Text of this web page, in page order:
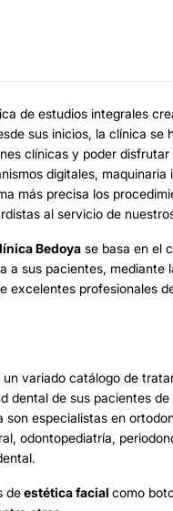
de estudios integrales
sus inicios, la clínica se
clínicas y poder
digitales, maquinaria
más precisa los
al servicio de
Bedoya se basa en el
a sus pacientes, mediante
excelentes profesionales
un variado catálogo de
dental de sus pacientes
son especialistas en
odontopediatría,
deestética facial como